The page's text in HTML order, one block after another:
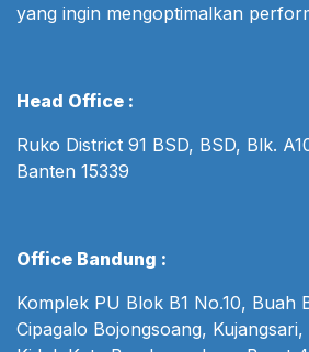
yang ingin mengoptimalkan
Head Office :
Ruko District 91 BSD, BSD, Blk.
Banten 15339
Office Bandung :
Komplek PU Blok B1 No.10, Buah
Cipagalo Bojongsoang,